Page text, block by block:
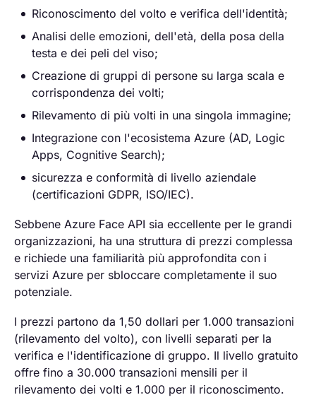
Riconoscimento del volto e verifica dell'identità;
Analisi delle emozioni, dell'età, della posa della
testa e dei peli del viso;
Creazione di gruppi di persone su larga scala e
corrispondenza dei volti;
Rilevamento di più volti in una singola immagine;
Integrazione con l'ecosistema Azure (AD, Logic
Apps, Cognitive Search);
sicurezza e conformità di livello aziendale
(certificazioni GDPR, ISO/IEC).
Sebbene Azure Face API sia eccellente per le grandi
organizzazioni, ha una struttura di prezzi complessa
e richiede una familiarità più approfondita con i
servizi Azure per sbloccare completamente il suo
potenziale.
I prezzi partono da 1,50 dollari per 1.000 transazioni
(rilevamento del volto), con livelli separati per la
verifica e l'identificazione di gruppo. Il livello gratuito
offre fino a 30.000 transazioni mensili per il
rilevamento dei volti e 1.000 per il riconoscimento.